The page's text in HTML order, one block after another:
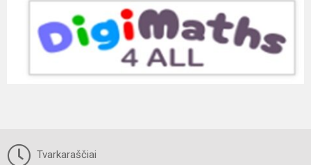
Tvarkaraščiai